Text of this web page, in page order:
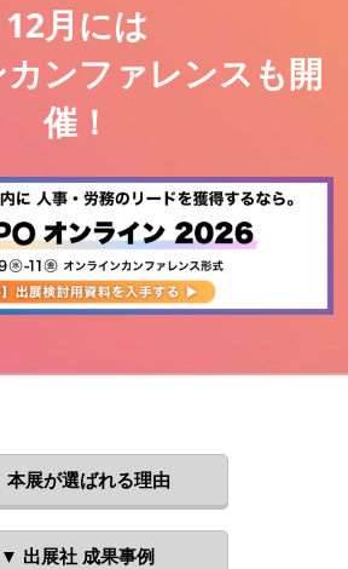
12月には
ンファレンスも開
催！
展が選ばれる理由
▼ 出展社 成果事例